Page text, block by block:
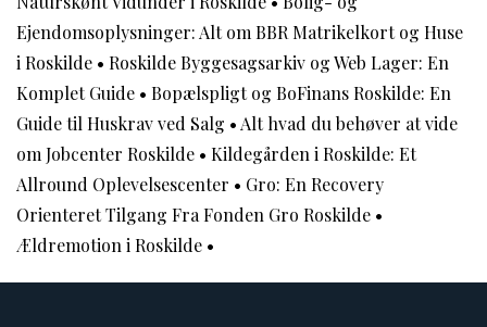
Ejendomsoplysninger: Alt om BBR Matrikelkort og Huse
i Roskilde • Roskilde Byggesagsarkiv og Web Lager: En
Komplet Guide • Bopælspligt og BoFinans Roskilde: En
Guide til Huskrav ved Salg • Alt hvad du behøver at vide
om Jobcenter Roskilde • Kildegården i Roskilde: Et
Allround Oplevelsescenter • Gro: En Recovery
Orienteret Tilgang Fra Fonden Gro Roskilde •
Ældremotion i Roskilde •